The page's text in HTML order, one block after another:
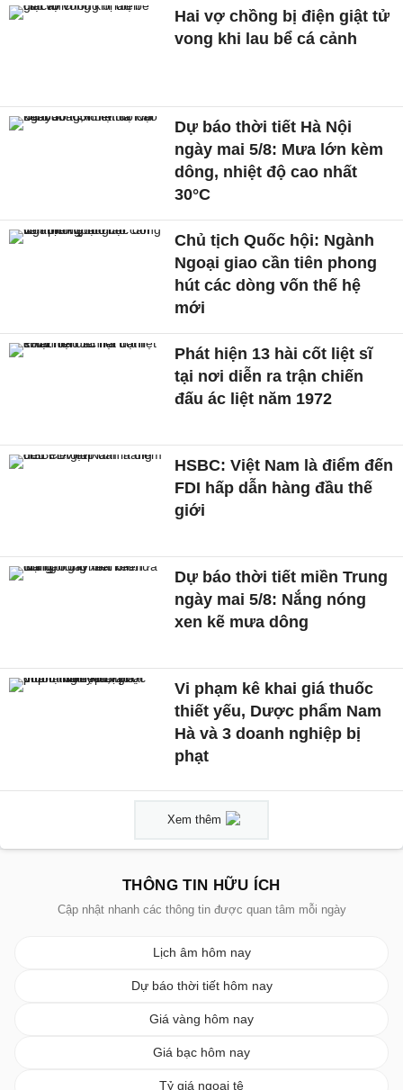
Hai vợ chồng bị điện giật tử
vong khi lau bể cá cảnh
Dự báo thời tiết Hà Nội
ngày mai 5/8: Mưa lớn kèm
dông, nhiệt độ cao nhất
30°C
Chủ tịch Quốc hội: Ngành
Ngoại giao cần tiên phong
hút các dòng vốn thế hệ
mới
Phát hiện 13 hài cốt liệt sĩ
tại nơi diễn ra trận chiến
đấu ác liệt năm 1972
HSBC: Việt Nam là điểm đến
FDI hấp dẫn hàng đầu thế
giới
Dự báo thời tiết miền Trung
ngày mai 5/8: Nắng nóng
xen kẽ mưa dông
Vi phạm kê khai giá thuốc
thiết yếu, Dược phẩm Nam
Hà và 3 doanh nghiệp bị
phạt
Xem thêm
THÔNG TIN HỮU ÍCH
Cập nhật nhanh các thông tin được quan tâm mỗi ngày
Lịch âm hôm nay
Dự báo thời tiết hôm nay
Giá vàng hôm nay
Giá bạc hôm nay
Tỷ giá ngoại tệ